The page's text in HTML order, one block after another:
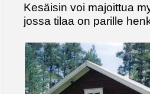
Kesäisin voi majoittua
jossa tilaa on parille